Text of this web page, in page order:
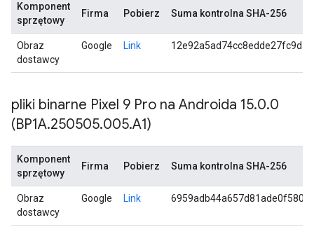
Komponent
sprzętowy
Firma Pobierz Suma kontrolna SHA-256
Obraz
dostawcy
Google Link
pliki binarne Pixel 9 Pro na Androida 15.0.0
(BP1A.250505.005.A1)
Komponent
sprzętowy
Firma Pobierz Suma kontrolna SHA-256
Obraz
dostawcy
Google Link